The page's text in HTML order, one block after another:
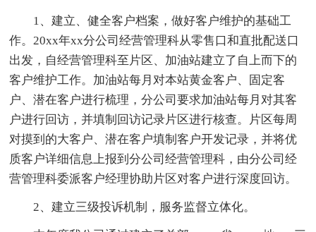
1、建立、健全客户档案，做好客户维护的基础工
作。20xx年xx分公司经营管理科从零售口和直批配送口
出发，自经营管理科至片区、加油站建立了自上而下的
客户维护工作。加油站每月对本站黄金客户、固定客
户、潜在客户进行梳理，分公司要求加油站每月对其客
户进行回访，并填制回访记录片区进行核查。片区每周
对摸到的大客户、潜在客户填制客户开发记录，并将优
质客户详细信息上报到分公司经营管理科，由分公司经
营管理科委派客户经理协助片区对客户进行深度回访。
2、建立三级投诉机制，服务监督立体化。